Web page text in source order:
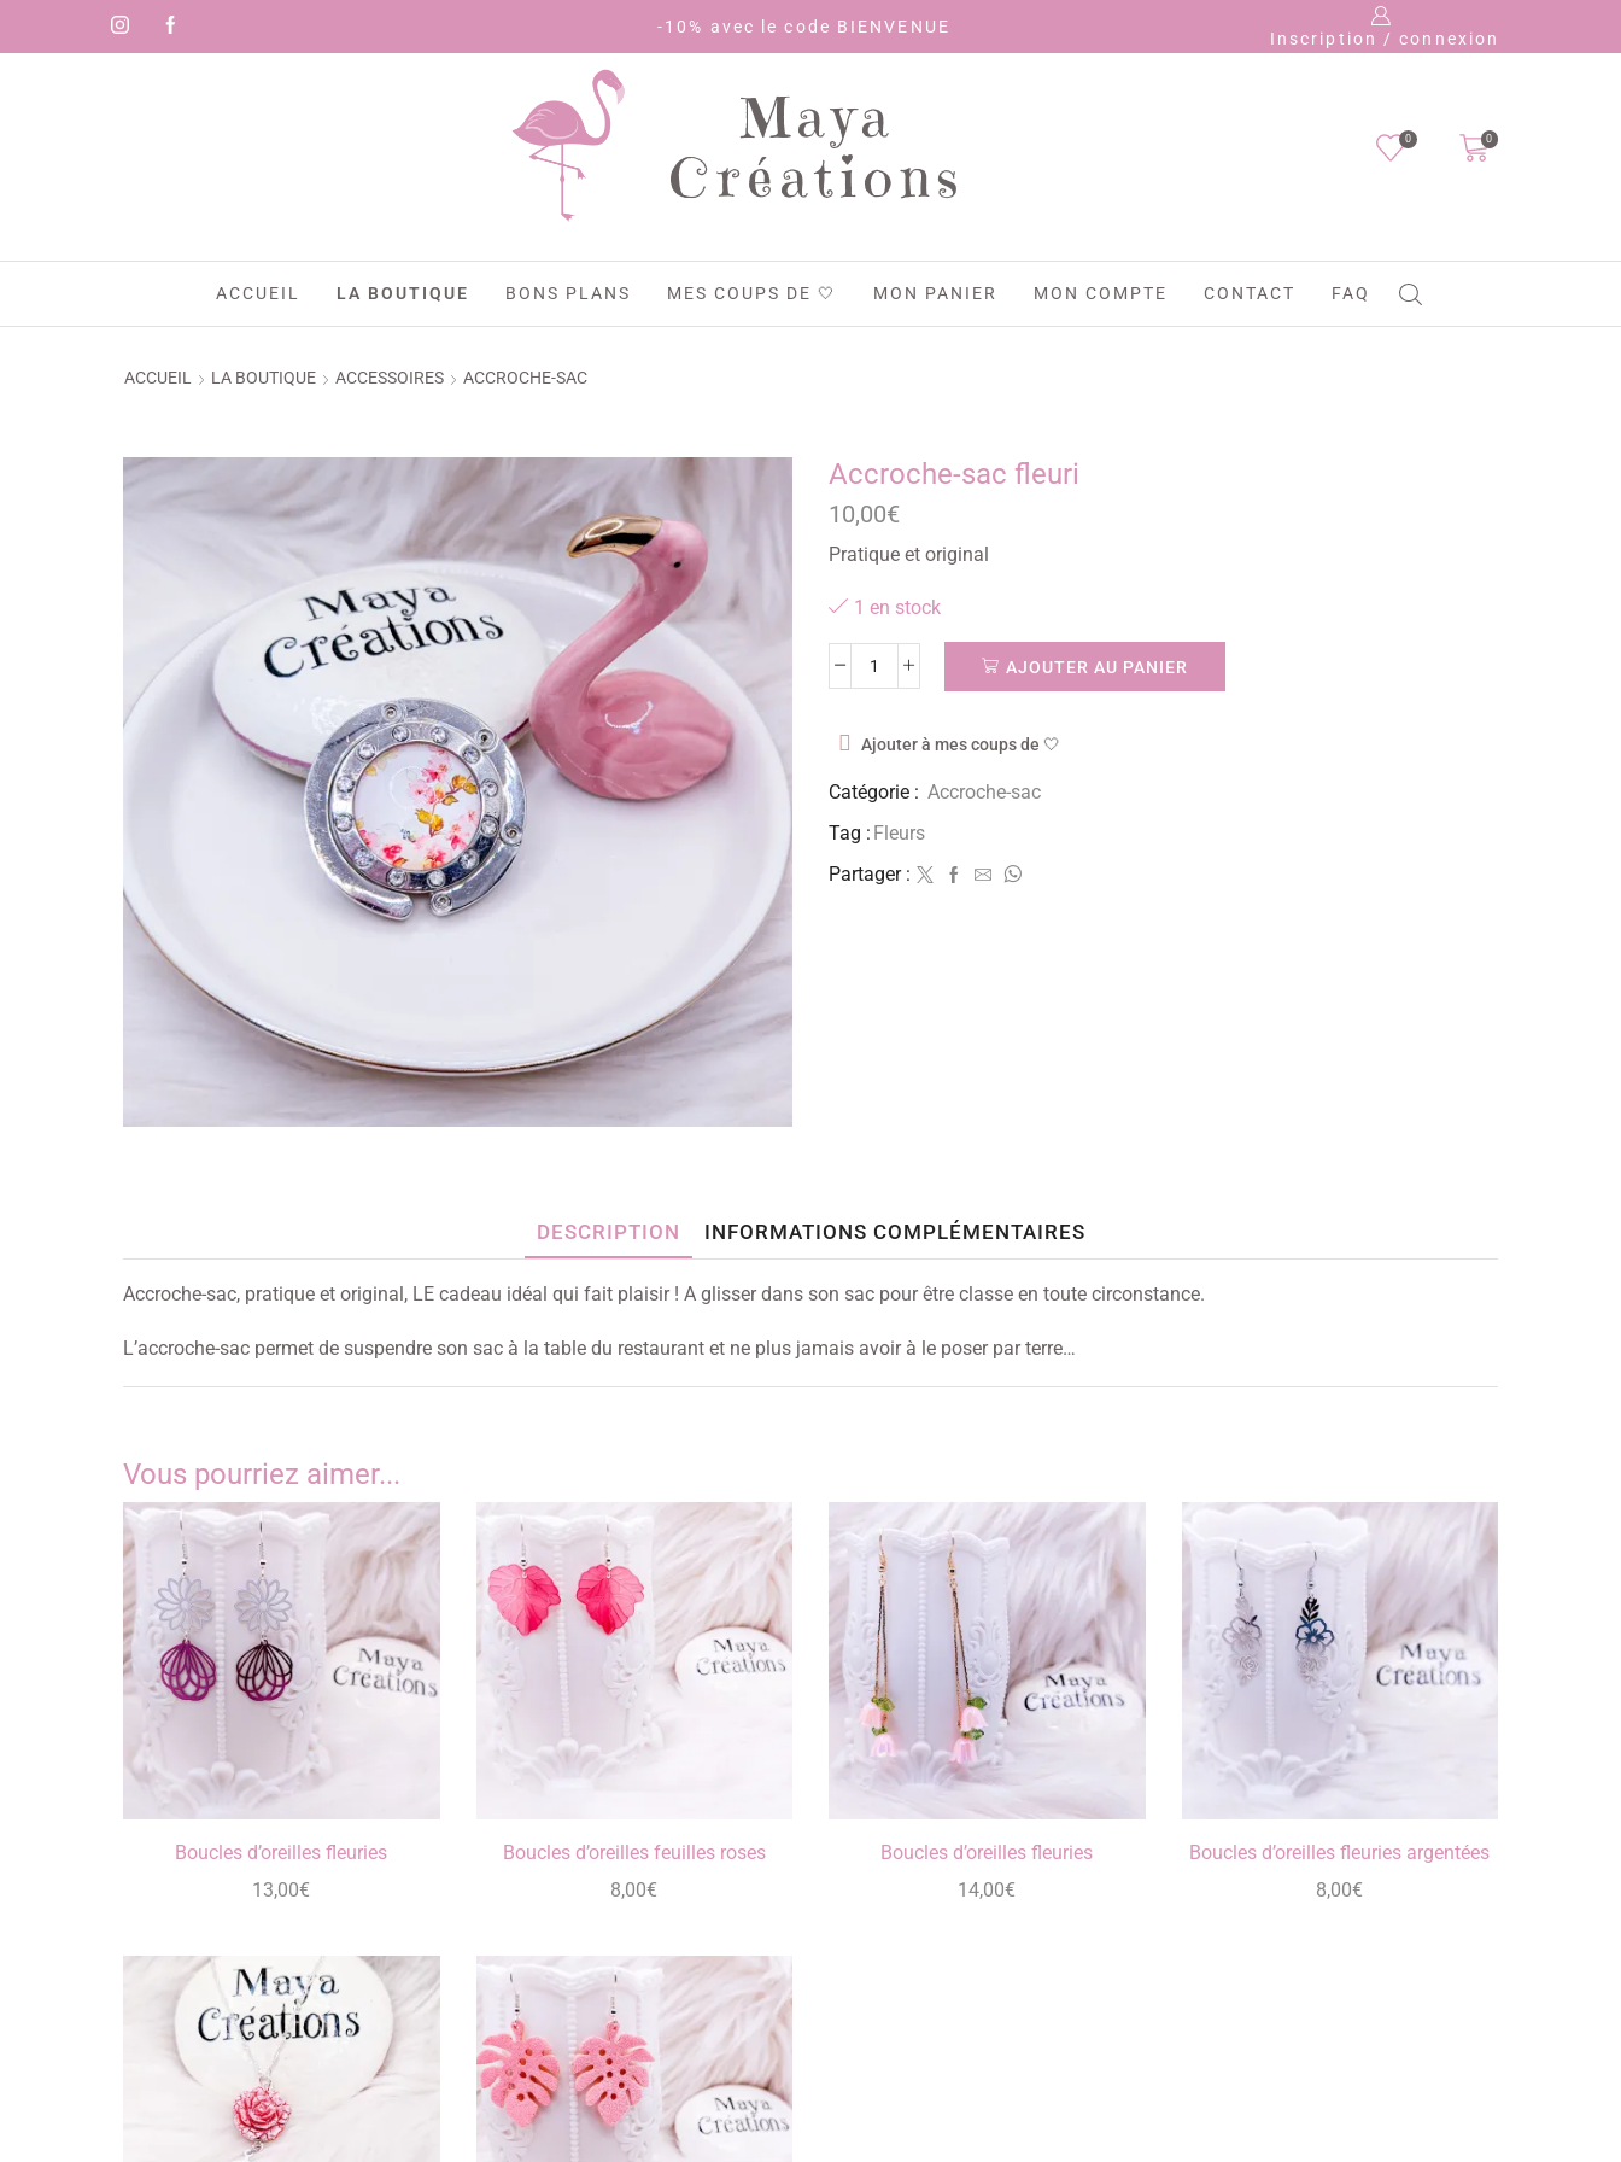
-10% avec le code BIENVENUE
Inscription / connexion
Maya
Créations
0 0
ACCUEIL LA BOUTIQUE BONS PLANS MES COUPS DE 🤍 MON PANIER MON COMPTE CONTACT FAQ
ACCUEIL LA BOUTIQUE ACCESSOIRES ACCROCHE-SAC
Accroche-sac fleuri
10,00€
Pratique et original
1 en stock
AJOUTER AU PANIER
Ajouter à mes coups de 🤍
Catégorie : Accroche-sac
Tag : Fleurs
Partager :
DESCRIPTION INFORMATIONS COMPLÉMENTAIRES
Accroche-sac, pratique et original, LE cadeau idéal qui fait plaisir ! A glisser dans son sac pour être classe en toute circonstance.
L’accroche-sac permet de suspendre son sac à la table du restaurant et ne plus jamais avoir à le poser par terre…
Vous pourriez aimer...
Boucles d’oreilles fleuries
13,00€
Boucles d’oreilles feuilles roses
8,00€
Boucles d’oreilles fleuries
14,00€
Boucles d’oreilles fleuries argentées
8,00€